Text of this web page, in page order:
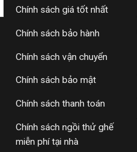
Chính sách giá tốt nhất
Chính sách bảo hành
Chính sách vận chuyển
Chính sách bảo mật
Chính sách thanh toán
Chính sách ngồi thử ghế
miễn phí tại nhà